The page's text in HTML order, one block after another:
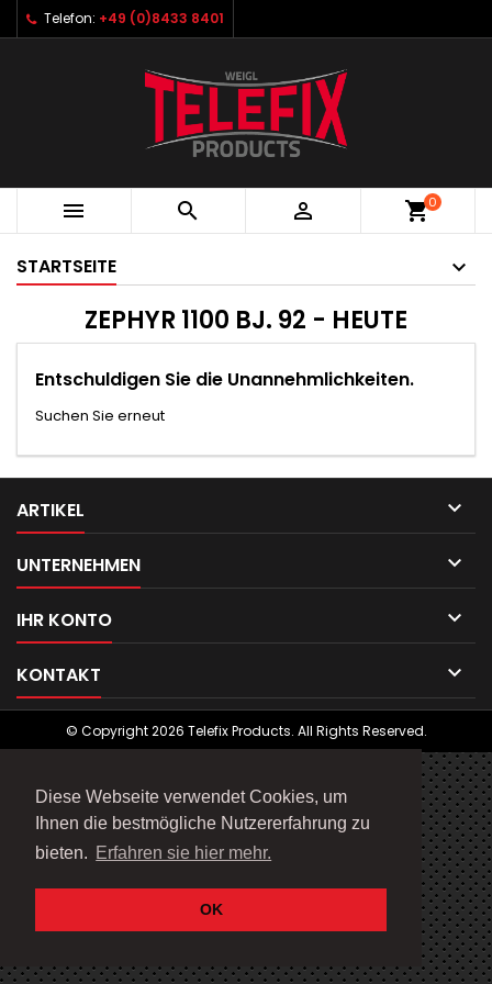
Diese Webseite verwendet Cookies, um
Ihnen die bestmögliche Nutzererfahrung zu
bieten. Erfahren sie hier mehr.
OK
Telefon: +49 (0)8433 8401
   shopping_cart0
STARTSEITE
ZEPHYR 1100 BJ. 92 - HEUTE
Entschuldigen Sie die Unannehmlichkeiten.
Suchen Sie erneut
ARTIKEL 
UNTERNEHMEN 
IHR KONTO 
KONTAKT 
© Copyright 2026 Telefix Products. All Rights Reserved.